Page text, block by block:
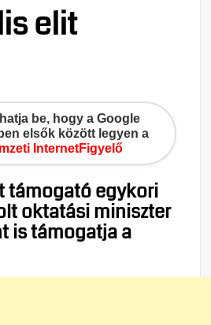
elit
be, hogy a Google
elsők között legyen a
InternetFigyelő
támogató egykori
oktatási miniszter
is támogatja a